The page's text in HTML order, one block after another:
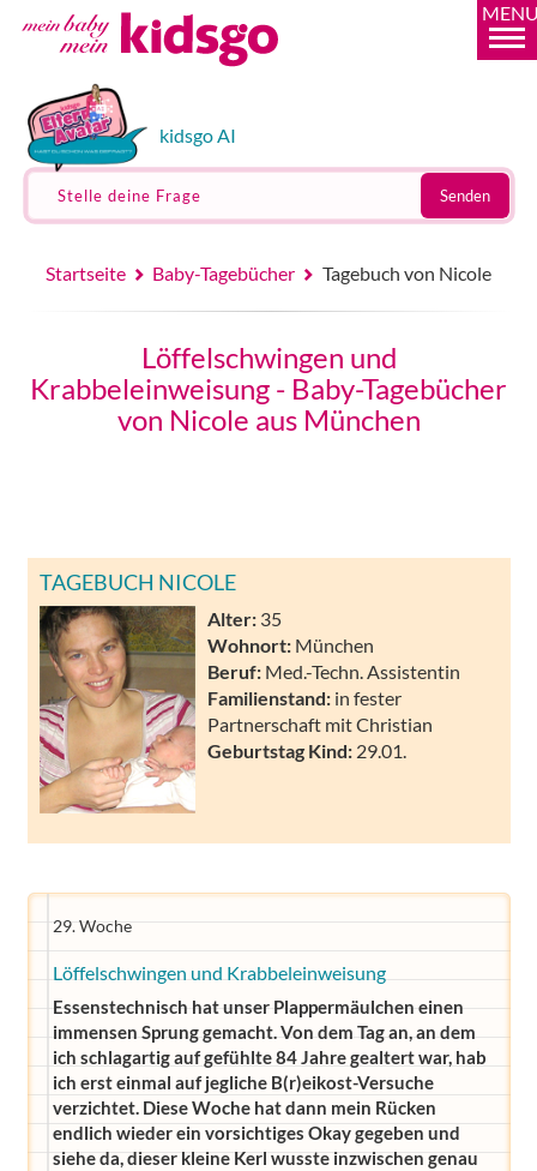
kidsgo AI
Stelle deine Frage Senden
Startseite Baby-Tagebücher Tagebuch von Nicole
Löffelschwingen und
Krabbeleinweisung - Baby-Tagebücher
von Nicole aus München
TAGEBUCH NICOLE
Alter: 35
Wohnort: München
Beruf: Med.-Techn. Assistentin
Familienstand: in fester
Partnerschaft mit Christian
Geburtstag Kind: 29.01.
29. Woche
Löffelschwingen und Krabbeleinweisung
Essenstechnisch hat unser Plappermäulchen einen
immensen Sprung gemacht. Von dem Tag an, an dem
ich schlagartig auf gefühlte 84 Jahre gealtert war, hab
ich erst einmal auf jegliche B(r)eikost-Versuche
verzichtet. Diese Woche hat dann mein Rücken
endlich wieder ein vorsichtiges Okay gegeben und
siehe da, dieser kleine Kerl wusste inzwischen genau